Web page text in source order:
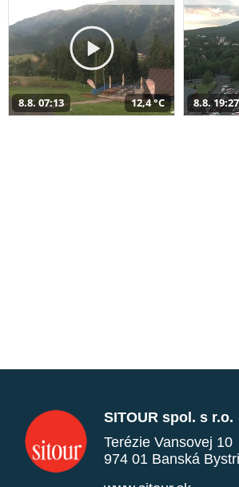
8.8. 07:13 12,4 °C 8.8. 19:27
SITOUR spol. s r.o.
Terézie Vansovej 10
974 01 Banská